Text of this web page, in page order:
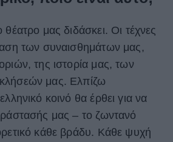
θέατρο μας διδάσκει. Οι τέχνες
των συναισθημάτων μας,
της ιστορία μας, των
μας. Ελπίζω
κοινό θα έρθει για να
μας – το ζωντανό
κάθε βράδυ. Κάθε ψυχή